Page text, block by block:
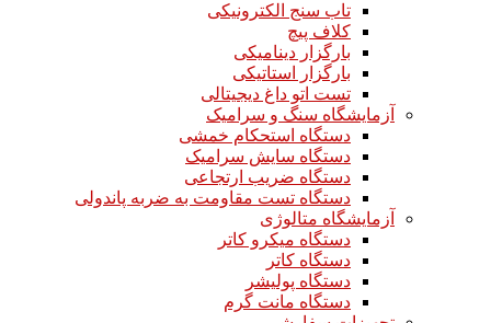
تاب سنج الکترونیکی
کلاف پیچ
بارگزار دینامیکی
بارگزار استاتیکی
تست اتو داغ دیجیتالی
آزمایشگاه سنگ و سرامیک
دستگاه استحکام خمشی
دستگاه سایش سرامیک
دستگاه ضریب ارتجاعی
دستگاه تست مقاومت به ضربه پاندولی
آزمایشگاه متالوژی
دستگاه میکرو کاتر
دستگاه کاتر
دستگاه پولیشر
دستگاه مانت گرم